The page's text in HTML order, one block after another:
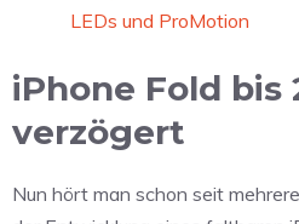
LEDs und ProMotion
iPhone Fold bis
verzögert
Nun hört man schon seit